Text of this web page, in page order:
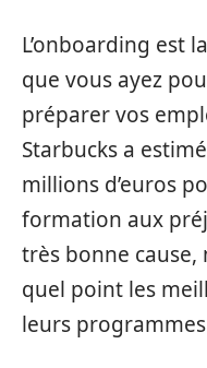
L’onboarding est
que vous ayez
préparer vos
Starbucks a
millions d’euros
formation aux
très bonne cause,
quel point les
leurs